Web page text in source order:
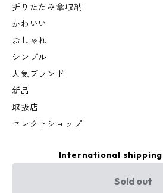
折りたたみ傘収納
かわいい
おしゃれ
シンプル
人気ブランド
新品
取扱店
セレクトショップ
International
Sold out